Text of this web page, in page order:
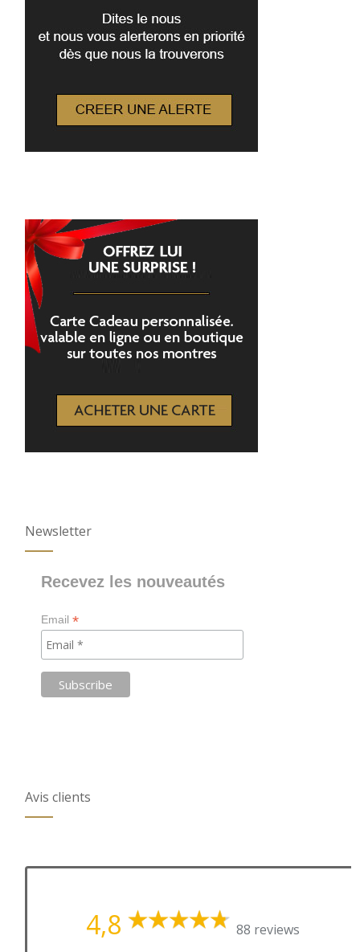
Newsletter
Recevez les nouveautés
Email*
Avis clients
4,8 88 reviews